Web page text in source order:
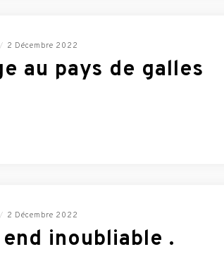
2 Décembre 2022
au pays de galles
2 Décembre 2022
end inoubliable .